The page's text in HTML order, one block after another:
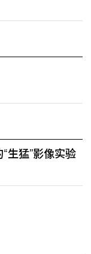
生猛”影像实验